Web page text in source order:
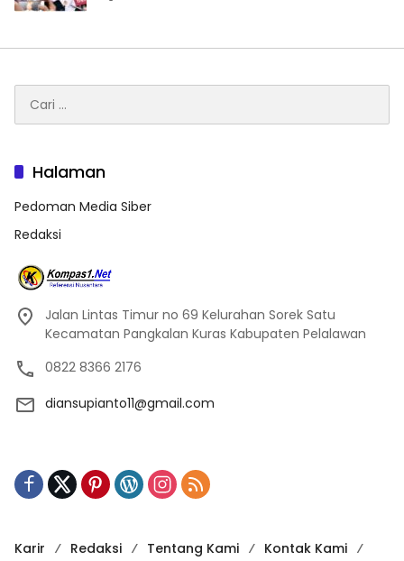
untuk:
Halaman
Pedoman Media Siber
Redaksi
Jalan Lintas Timur no 69 Kelurahan Sorek Satu
Kecamatan Pangkalan Kuras Kabupaten Pelalawan
0822 8366 2176
diansupianto11@gmail.com
Karir Redaksi Tentang Kami Kontak Kami